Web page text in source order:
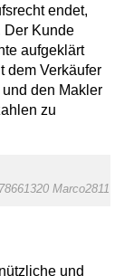
endet,
Der Kunde
aufgeklärt
dem Verkäufer
den Makler
zu
Marco2811
und